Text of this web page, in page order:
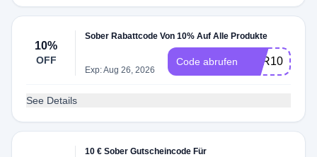
10%
OFF
Sober Rabattcode Von 10% Auf Alle Produkte
Exp: Aug 26, 2026
Code abrufen BER10
See Details
10 € Sober Gutscheincode Für